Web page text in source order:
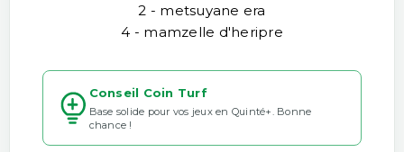
2 - metsuyane era
4 - mamzelle d'heripre
Conseil Coin Turf
Base solide pour vos jeux en Quinté+. Bonne
chance !